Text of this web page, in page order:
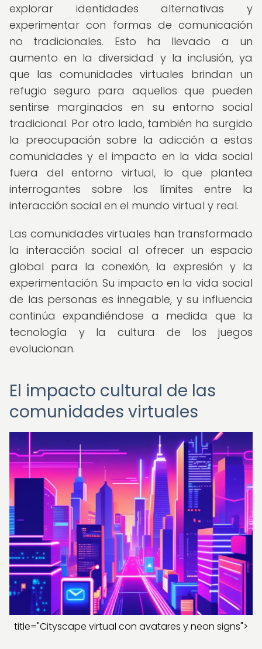
explorar identidades alternativas y
experimentar con formas de comunicación
no tradicionales. Esto ha llevado a un
aumento en la diversidad y la inclusión, ya
que las comunidades virtuales brindan un
refugio seguro para aquellos que pueden
sentirse marginados en su entorno social
tradicional. Por otro lado, también ha surgido
la preocupación sobre la adicción a estas
comunidades y el impacto en la vida social
fuera del entorno virtual, lo que plantea
interrogantes sobre los límites entre la
interacción social en el mundo virtual y real.
Las comunidades virtuales han transformado
la interacción social al ofrecer un espacio
global para la conexión, la expresión y la
experimentación. Su impacto en la vida social
de las personas es innegable, y su influencia
continúa expandiéndose a medida que la
tecnología y la cultura de los juegos
evolucionan.
El impacto cultural de las
comunidades virtuales
title="Cityscape virtual con avatares y neon signs">